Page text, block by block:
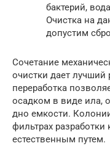
бактерий,
Очистка на
допустим
Сочетание
очистки дает лучший
переработка
осадком в виде ила,
дно емкости.
фильтрах
естественным путем.